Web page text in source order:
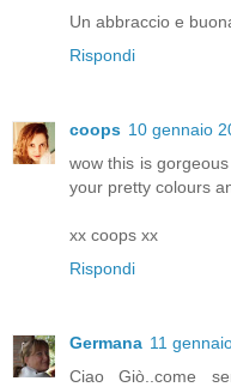
Un abbraccio e
Rispondi
coops 10 gennaio
wow this is
your pretty colours
xx coops xx
Rispondi
Germana 11
Ciao Giò..come